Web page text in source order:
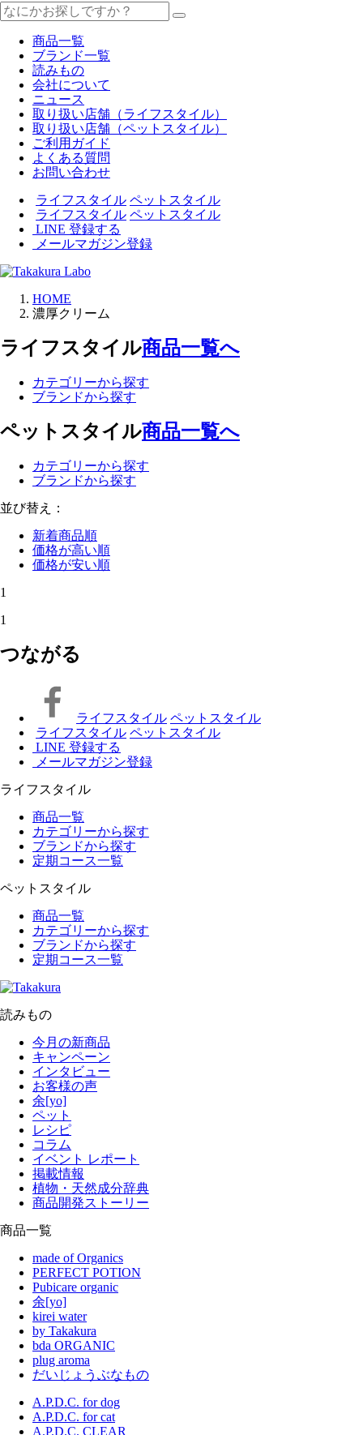
商品一覧
ブランド一覧
読みもの
会社について
ニュース
取り扱い店舗（ライフスタイル）
取り扱い店舗（ペットスタイル）
ご利用ガイド
よくある質問
お問い合わせ
ライフスタイル ペットスタイル
ライフスタイル ペットスタイル
LINE 登録する
メールマガジン登録
HOME
濃厚クリーム
ライフスタイル商品一覧へ
カテゴリーから探す
ブランドから探す
ペットスタイル商品一覧へ
カテゴリーから探す
ブランドから探す
並び替え：
新着商品順
価格が高い順
価格が安い順
1
1
つながる
ライフスタイル ペットスタイル
ライフスタイル ペットスタイル
LINE 登録する
メールマガジン登録
ライフスタイル
商品一覧
カテゴリーから探す
ブランドから探す
定期コース一覧
ペットスタイル
商品一覧
カテゴリーから探す
ブランドから探す
定期コース一覧
読みもの
今月の新商品
キャンペーン
インタビュー
お客様の声
余[yo]
ペット
レシピ
コラム
イベント レポート
掲載情報
植物・天然成分辞典
商品開発ストーリー
商品一覧
made of Organics
PERFECT POTION
Pubicare organic
余[yo]
kirei water
by Takakura
bda ORGANIC
plug aroma
だいじょうぶなもの
A.P.D.C. for dog
A.P.D.C. for cat
A.P.D.C. CLEAR